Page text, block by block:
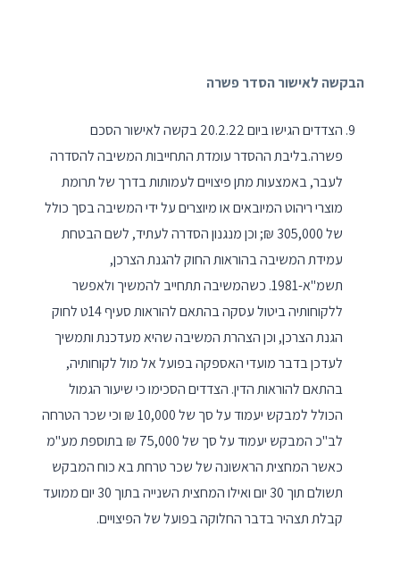
הבקשה לאישור הסדר פשרה
הצדדים הגישו ביום 20.2.22 בקשה לאישור הסכם
פשרה.בליבת ההסדר עומדת התחייבות המשיבה להסדרה
לעבר, באמצעות מתן פיצויים לעמותות בדרך של תרומת
מוצרי ריהוט המיובאים או מיוצרים על ידי המשיבה בסך כולל
של 305,000 ₪; וכן מנגנון הסדרה לעתיד, לשם הבטחת
עמידת המשיבה בהוראות החוק להגנת הצרכן,
תשמ"א-1981. כשהמשיבה תתחייב להמשיך ולאפשר
ללקוחותיה ביטול עסקה בהתאם להוראות סעיף 14ט לחוק
הגנת הצרכן, וכן הצהרת המשיבה שהיא מעדכנת ותמשיך
לעדכן בדבר מועדי האספקה בפועל אל מול לקוחותיה,
בהתאם להוראות הדין. הצדדים הסכימו כי שיעור הגמול
הכולל למבקש יעמוד על סך של 10,000 ₪ וכי שכר הטרחה
לב"כ המבקש יעמוד על סך של 75,000 ₪ בתוספת מע"מ
כאשר המחצית הראשונה של שכר טרחת בא כוח המבקש
תשולם תוך 30 יום ואילו המחצית השנייה בתוך 30 יום ממועד
קבלת תצהיר בדבר החלוקה בפועל של הפיצויים.